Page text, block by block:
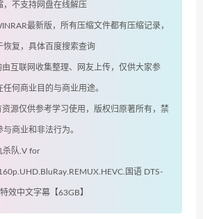
，不支持网盘在线解压
最新版，所有压缩文件都有压缩记录，
恢复，具体百度搜索查询
互联网收集整理、网友上传，仅供大家参
何商业目的与商业用途。
源仅供参考学习使用，版权归原著所有，禁
与商业和非法行为。
杀队.V for
国语 DTS-
效中文字幕【63GB】